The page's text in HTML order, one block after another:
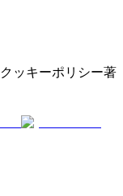
クッキーポリシー著